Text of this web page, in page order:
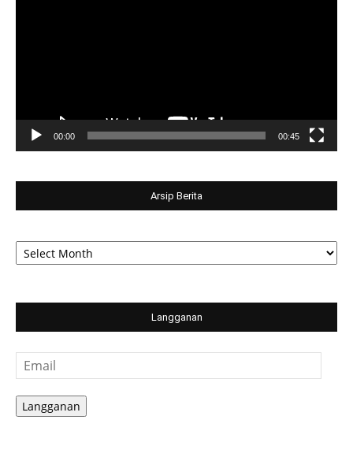
00:00 00:45
Arsip Berita
Arsip
Berita
Langganan
Email
Langganan